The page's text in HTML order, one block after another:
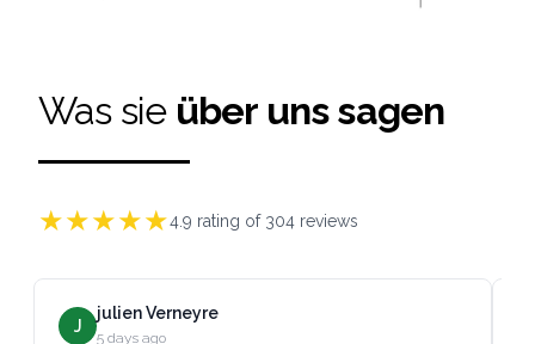
Was sie über uns sagen
★★★★★4.9 rating of 304 reviews
J
julien Verneyre
5 days ago